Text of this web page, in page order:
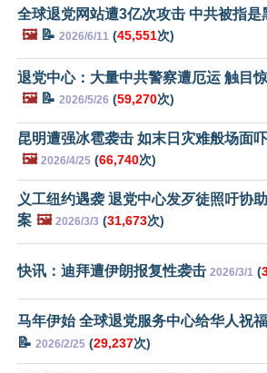
全球退党网站遭3亿次攻击 中共被指是
🖼️📝 2026/6/11 (45,551次)
退党中心：大量中共警察遭厄运 触目
🖼️📝 2026/5/26 (59,270次)
昆明遭强冰雹袭击 如末日灾难般场面
🖼️ 2026/4/25 (66,740次)
义工纽约遇袭 退党中心发歹徒照吁协
案 🖼️ 2026/3/3 (31,673次)
快讯：迪拜遭伊朗报复性袭击 2026/3/1 (
马年伊始 全球退党服务中心给华人祝福
📝 2026/2/25 (29,237次)